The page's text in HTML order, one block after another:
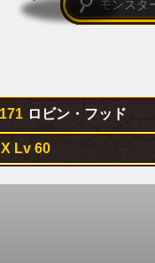
ロビン・フッド
Lv 60